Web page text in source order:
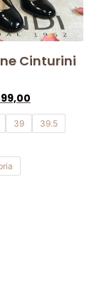
Cinturini
99,00
39
39.5